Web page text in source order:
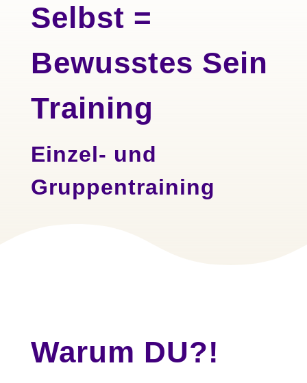
Selbst =
Bewusstes Sein
Training
Einzel- und
Gruppentraining
Warum DU?!